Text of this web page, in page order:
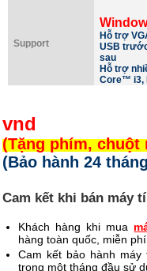
Support
Hỗ trợ
USB
sau
Hỗ trợ
Core™ i3,
vnd
(Tặng phím, chuột
(Bảo hành 24
Cam kết khi bán máy
Khách hàng khi mua
hàng toàn quốc, miễn
Cam kết bảo hành máy
trong một tháng đầu sử